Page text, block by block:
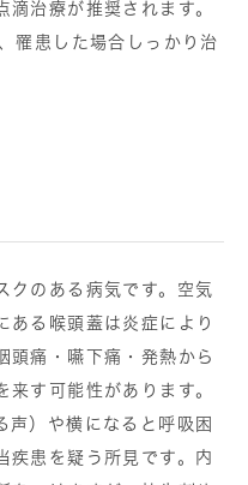
治療が推奨されます。
罹患した場合しっかり治
クのある病気です。空気
ある喉頭蓋は炎症により
頭痛・嚥下痛・発熱から
す可能性があります。
声）や横になると呼吸困
疾患を疑う所見です。内